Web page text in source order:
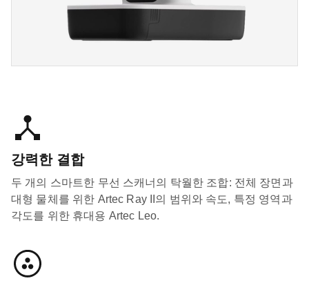
강력한 결합
두 개의 스마트한 무선 스캐너의 탁월한 조합: 전체 장면과
대형 물체를 위한 Artec Ray II의 범위와 속도, 특정 영역과
각도를 위한 휴대용 Artec Leo.